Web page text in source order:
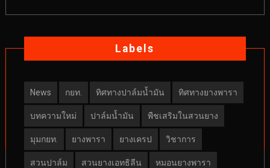
Labels
News กยท. ทิศทางปาล์มน้ำมัน ทิศทางยางพารา
บทความใหม่ ปาล์มน้ำมัน พืชเสริมในสวนยาง
มุมกยท. ยางพารา ยางเครป วิชาการ
สวนปาล์ม สวนยางเอทธิลีน หมอนยางพารา